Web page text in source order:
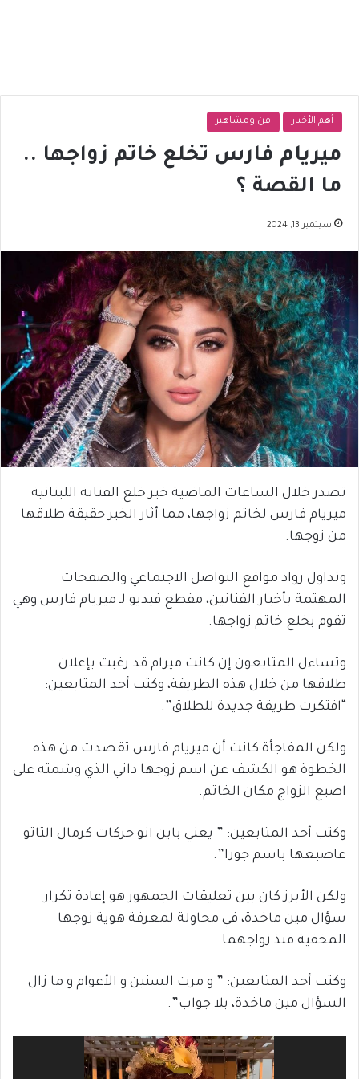
أهم الأخبار فن ومشاهير
ميريام فارس تخلع خاتم زواجها ..
ما القصة ؟
سبتمبر 13, 2024
تصدر خلال الساعات الماضية خبر خلع الفنانة اللبنانية
ميريام فارس لخاتم زواجها، مما أثار الخبر حقيقة طلاقها
من زوجها.
وتداول رواد مواقع التواصل الاجتماعي والصفحات
المهتمة بأخبار الفنانين، مقطع فيديو لـ ميريام فارس وهي
تقوم بخلع خاتم زواجها.
وتساءل المتابعون إن كانت ميرام قد رغبت بإعلان
طلاقها من خلال هذه الطريقة، وكتب أحد المتابعين:
“افتكرت طريقة جديدة للطلاق”.
ولكن المفاجأة كانت أن ميريام فارس تقصدت من هذه
الخطوة هو الكشف عن اسم زوجها داني الذي وشمته على
اصبع الزواج مكان الخاتم.
وكتب أحد المتابعين: ” يعني باين انو حركات كرمال التاتو
عاصبعها باسم جوزا”.
ولكن الأبرز كان بين تعليقات الجمهور هو إعادة تكرار
سؤال مين ماخدة، في محاولة لمعرفة هوية زوجها
المخفية منذ زواجهما.
وكتب أحد المتابعين: ” و مرت السنين و الأعوام و ما زال
السؤال مين ماخدة، بلا جواب”.